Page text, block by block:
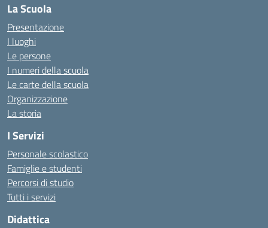
La Scuola
Presentazione
I luoghi
Le persone
I numeri della scuola
Le carte della scuola
Organizzazione
La storia
I Servizi
Personale scolastico
Famiglie e studenti
Percorsi di studio
Tutti i servizi
Didattica